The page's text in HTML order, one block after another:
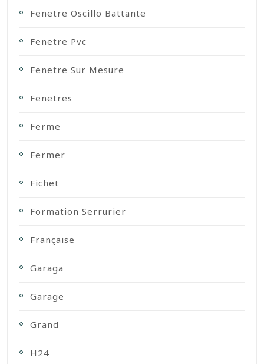
Fenetre Oscillo Battante
Fenetre Pvc
Fenetre Sur Mesure
Fenetres
Ferme
Fermer
Fichet
Formation Serrurier
Française
Garaga
Garage
Grand
H24